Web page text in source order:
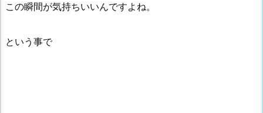
この瞬間が気持ちいいんですよね。
という事で